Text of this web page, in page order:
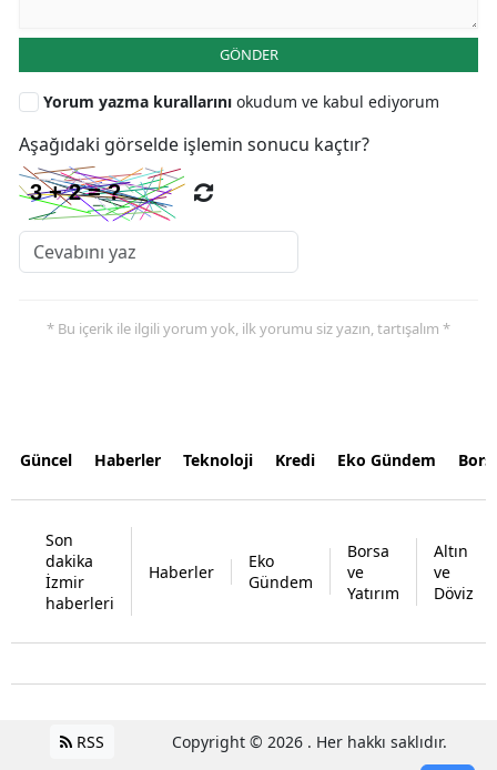
GÖNDER
Yorum yazma kurallarını okudum ve kabul ediyorum
Aşağıdaki görselde işlemin sonucu kaçtır?
* Bu içerik ile ilgili yorum yok, ilk yorumu siz yazın, tartışalım *
Güncel Haberler Teknoloji Kredi Eko Gündem
Son
dakika
İzmir
haberleri
Haberler
Eko
Gündem
Borsa
ve
Yatırım
Altın
ve
Döviz
RSS Copyright © 2026 . Her hakkı saklıdır.